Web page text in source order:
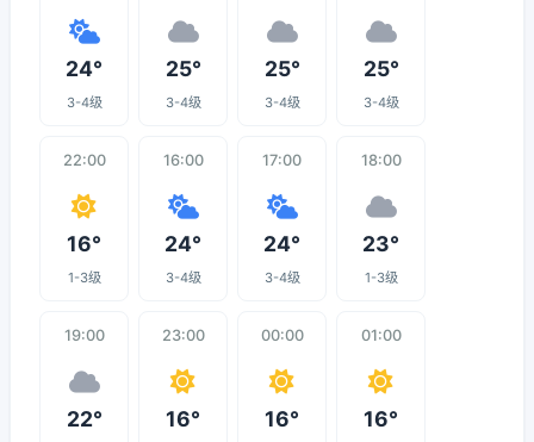
24°
3-4级
25°
3-4级
25°
3-4级
25°
3-4级
22:00
16°
1-3级
16:00
24°
3-4级
17:00
24°
3-4级
18:00
23°
1-3级
19:00
22°
23:00
16°
00:00
16°
01:00
16°